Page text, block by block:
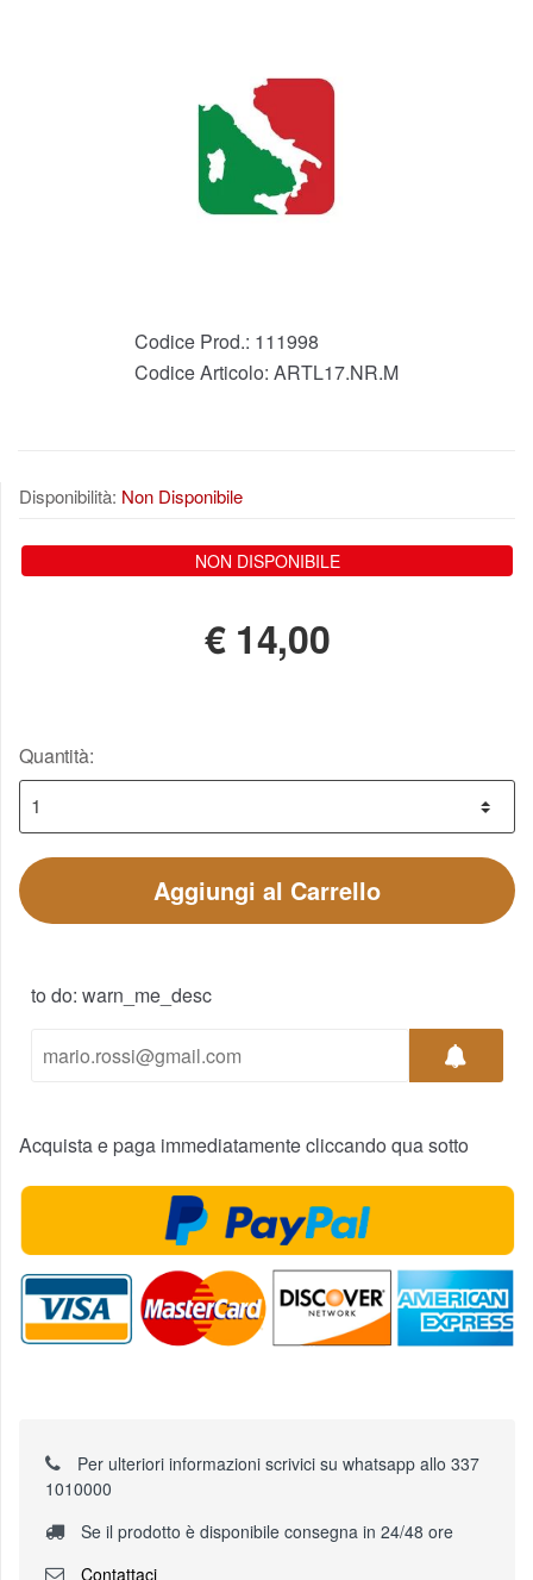
Codice Prod.: 111998
Codice Articolo: ARTL17.NR.M
Disponibilità: Non Disponibile
NON DISPONIBILE
€ 14,00
Quantità:
Aggiungi al Carrello
to do: warn_me_desc
Acquista e paga immediatamente cliccando qua sotto
Per ulteriori informazioni scrivici su whatsapp allo 337
1010000
Se il prodotto è disponibile consegna in 24/48 ore
Contattaci